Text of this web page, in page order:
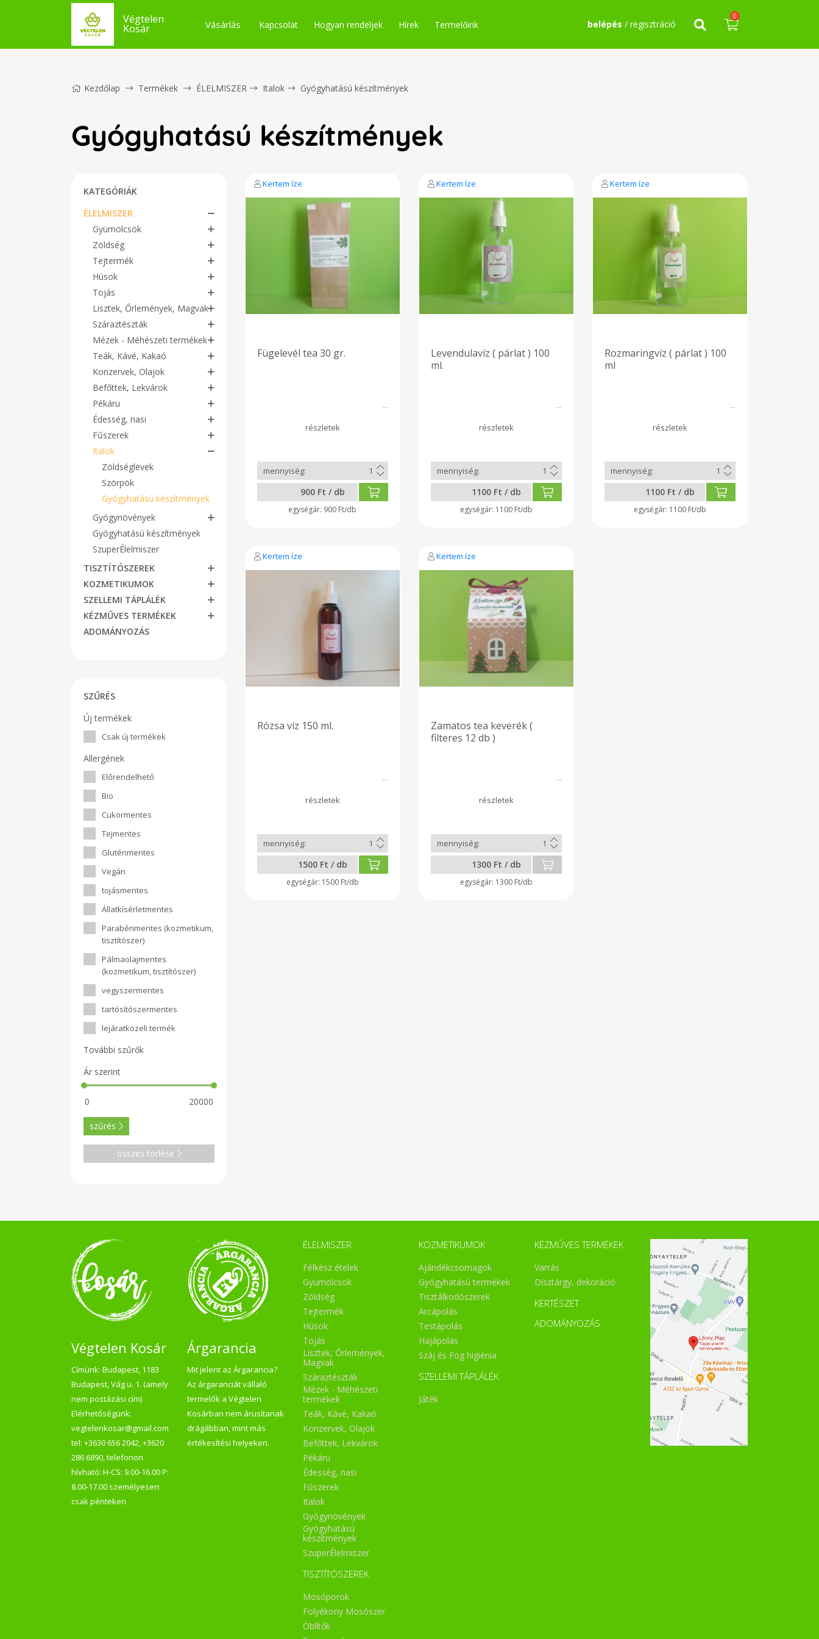
Végtelen
Kosár Vásárlás Kapcsolat Hogyan rendeljek Hírek Termelőink belépés / regisztráció
0
Kezdőlap Termékek ÉLELMISZER Italok Gyógyhatású készítmények
Gyógyhatású készítmények
KATEGÓRIÁK
ÉLELMISZER
Gyümölcsök
Zöldség
Tejtermék
Húsok
Tojás
Lisztek, Őrlemények, Magvak
Száraztészták
Mézek - Méhészeti termékek
Teák, Kávé, Kakaó
Konzervek, Olajok
Befőttek, Lekvárok
Pékáru
Édesség, nasi
Fűszerek
Italok
Zöldséglevek
Szörpök
Gyógyhatású készítmények
Gyógynövények
Gyógyhatású készítmények
SzuperÉlelmiszer
TISZTÍTÓSZEREK
KOZMETIKUMOK
SZELLEMI TÁPLÁLÉK
KÉZMŰVES TERMÉKEK
ADOMÁNYOZÁS
SZŰRÉS
Új termékek
Csak új termékek
Allergének
Előrendelhető
Bio
Cukormentes
Tejmentes
Gluténmentes
Vegán
tojásmentes
Állatkísérletmentes
Parabénmentes (kozmetikum,
tisztítószer)
Pálmaolajmentes
(kozmetikum, tisztítószer)
vegyszermentes
tartósítószermentes
lejáratközeli termék
További szűrők
Ár szerint
szűrés
összes törlése
Kertem íze
Fügelevél tea 30 gr.
900 Ft / db
900 Ft/db
Kertem íze
Levendulavíz ( párlat ) 100
ml.
1100 Ft / db
1100 Ft/db
Kertem íze
Rozmaringvíz ( párlat ) 100
ml
1100 Ft / db
1100 Ft/db
Kertem íze
Rózsa víz 150 ml.
1500 Ft / db
1500 Ft/db
Kertem íze
Zamatos tea keverék (
filteres 12 db )
1300 Ft / db
1300 Ft/db
Végtelen Kosár
Címünk: Budapest, 1183
Budapest, Vág u. 1. (amely
nem postázási cím)
Elérhetőségünk:
vegtelenkosar@gmail.com
tel: +3630 656 2042, +3620
286 6890, telefonon
hívható: H-CS: 9.00-16.00 P:
8.00-17.00 személyesen:
csak pénteken
Árgarancia
Mit jelent az Árgarancia?
Az árgaranciát vállaló
termelők a Végtelen
Kosárban nem árusítanak
drágábban, mint más
értékesítési helyeken.
ÉLELMISZER
Félkész ételek
Gyümölcsök
Zöldség
Tejtermék
Húsok
Tojás
Lisztek, Őrlemények,
Magvak
Száraztészták
Mézek - Méhészeti
termékek
Teák, Kávé, Kakaó
Konzervek, Olajok
Befőttek, Lekvárok
Pékáru
Édesség, nasi
Fűszerek
Italok
Gyógynövények
Gyógyhatású
készítmények
SzuperÉlelmiszer
TISZTÍTÓSZEREK
Mosóporok
Folyékony Mosószer
Öblítők
KOZMETIKUMOK
Ajándékcsomagok
Gyógyhatású termékek
Tisztálkodószerek
Arcápolás
Testápolás
Hajápolás
Száj és Fog higiénia
SZELLEMI TÁPLÁLÉK
Játék
KÉZMŰVES TERMÉKEK
Varrás
Dísztárgy, dekoráció
KERTÉSZET
ADOMÁNYOZÁS